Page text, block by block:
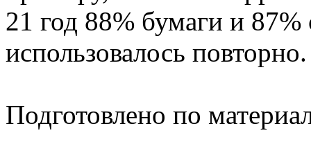
21 год 88% бумаги и 87%
использовалось повторно.
Подготовлено по